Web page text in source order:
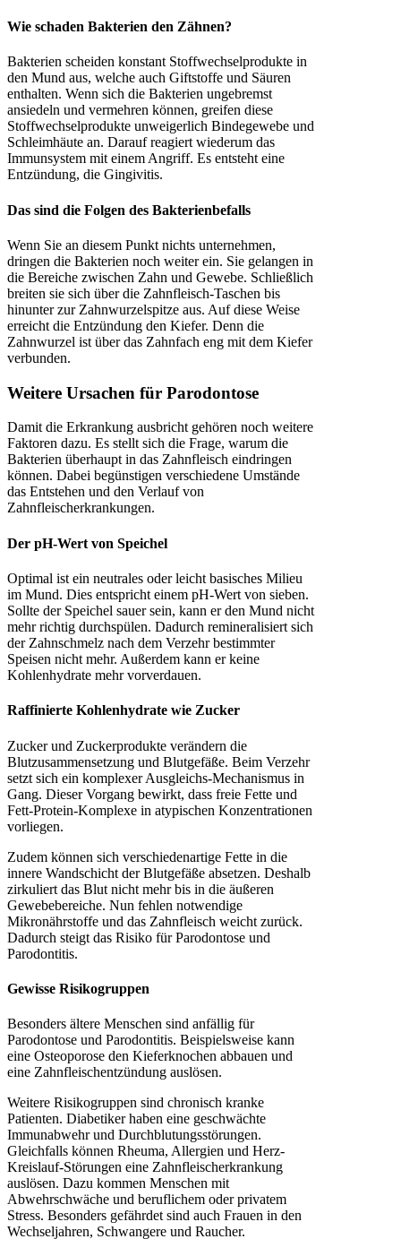
Wie schaden Bakterien den Zähnen?
Bakterien scheiden konstant Stoffwechselprodukte in
den Mund aus, welche auch Giftstoffe und Säuren
enthalten. Wenn sich die Bakterien ungebremst
ansiedeln und vermehren können, greifen diese
Stoffwechselprodukte unweigerlich Bindegewebe und
Schleimhäute an. Darauf reagiert wiederum das
Immunsystem mit einem Angriff. Es entsteht eine
Entzündung, die Gingivitis.
Das sind die Folgen des Bakterienbefalls
Wenn Sie an diesem Punkt nichts unternehmen,
dringen die Bakterien noch weiter ein. Sie gelangen in
die Bereiche zwischen Zahn und Gewebe. Schließlich
breiten sie sich über die Zahnfleisch-Taschen bis
hinunter zur Zahnwurzelspitze aus. Auf diese Weise
erreicht die Entzündung den Kiefer. Denn die
Zahnwurzel ist über das Zahnfach eng mit dem Kiefer
verbunden.
Weitere Ursachen für Parodontose
Damit die Erkrankung ausbricht gehören noch weitere
Faktoren dazu. Es stellt sich die Frage, warum die
Bakterien überhaupt in das Zahnfleisch eindringen
können. Dabei begünstigen verschiedene Umstände
das Entstehen und den Verlauf von
Zahnfleischerkrankungen.
Der pH-Wert von Speichel
Optimal ist ein neutrales oder leicht basisches Milieu
im Mund. Dies entspricht einem pH-Wert von sieben.
Sollte der Speichel sauer sein, kann er den Mund nicht
mehr richtig durchspülen. Dadurch remineralisiert sich
der Zahnschmelz nach dem Verzehr bestimmter
Speisen nicht mehr. Außerdem kann er keine
Kohlenhydrate mehr vorverdauen.
Raffinierte Kohlenhydrate wie Zucker
Zucker und Zuckerprodukte verändern die
Blutzusammensetzung und Blutgefäße. Beim Verzehr
setzt sich ein komplexer Ausgleichs-Mechanismus in
Gang. Dieser Vorgang bewirkt, dass freie Fette und
Fett-Protein-Komplexe in atypischen Konzentrationen
vorliegen.
Zudem können sich verschiedenartige Fette in die
innere Wandschicht der Blutgefäße absetzen. Deshalb
zirkuliert das Blut nicht mehr bis in die äußeren
Gewebebereiche. Nun fehlen notwendige
Mikronährstoffe und das Zahnfleisch weicht zurück.
Dadurch steigt das Risiko für Parodontose und
Parodontitis.
Gewisse Risikogruppen
Besonders ältere Menschen sind anfällig für
Parodontose und Parodontitis. Beispielsweise kann
eine Osteoporose den Kieferknochen abbauen und
eine Zahnfleischentzündung auslösen.
Weitere Risikogruppen sind chronisch kranke
Patienten. Diabetiker haben eine geschwächte
Immunabwehr und Durchblutungsstörungen.
Gleichfalls können Rheuma, Allergien und Herz-
Kreislauf-Störungen eine Zahnfleischerkrankung
auslösen. Dazu kommen Menschen mit
Abwehrschwäche und beruflichem oder privatem
Stress. Besonders gefährdet sind auch Frauen in den
Wechseljahren, Schwangere und Raucher.